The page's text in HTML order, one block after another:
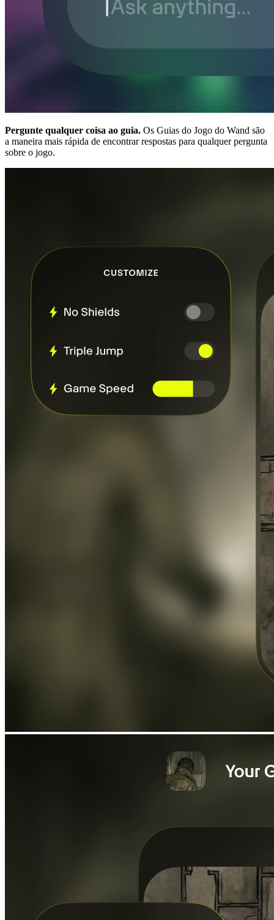
Pergunte qualquer coisa ao guia. Os Guias do Jogo do Wand são
a maneira mais rápida de encontrar respostas para qualquer pergunta
sobre o jogo.